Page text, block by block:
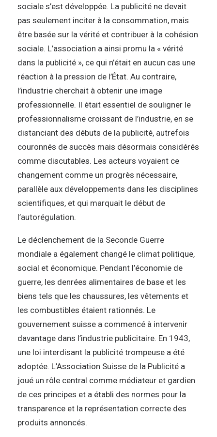
sociale s’est développée. La publicité ne devait
pas seulement inciter à la consommation, mais
être basée sur la vérité et contribuer à la cohésion
sociale. L’association a ainsi promu la « vérité
dans la publicité », ce qui n’était en aucun cas une
réaction à la pression de l’État. Au contraire,
l’industrie cherchait à obtenir une image
professionnelle. Il était essentiel de souligner le
professionnalisme croissant de l’industrie, en se
distanciant des débuts de la publicité, autrefois
couronnés de succès mais désormais considérés
comme discutables. Les acteurs voyaient ce
changement comme un progrès nécessaire,
parallèle aux développements dans les disciplines
scientifiques, et qui marquait le début de
l’autorégulation.
Le déclenchement de la Seconde Guerre
mondiale a également changé le climat politique,
social et économique. Pendant l’économie de
guerre, les denrées alimentaires de base et les
biens tels que les chaussures, les vêtements et
les combustibles étaient rationnés. Le
gouvernement suisse a commencé à intervenir
davantage dans l’industrie publicitaire. En 1943,
une loi interdisant la publicité trompeuse a été
adoptée. L’Association Suisse de la Publicité a
joué un rôle central comme médiateur et gardien
de ces principes et a établi des normes pour la
transparence et la représentation correcte des
produits annoncés.